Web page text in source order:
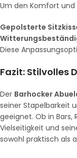
Um den Komfort und
Gepolsterte
Diese
Fazit: Stilvolles
Der Barhocker
seiner Stapelbarkeit
geeignet. Ob in
Vielseitigkeit und
sowohl praktisch als